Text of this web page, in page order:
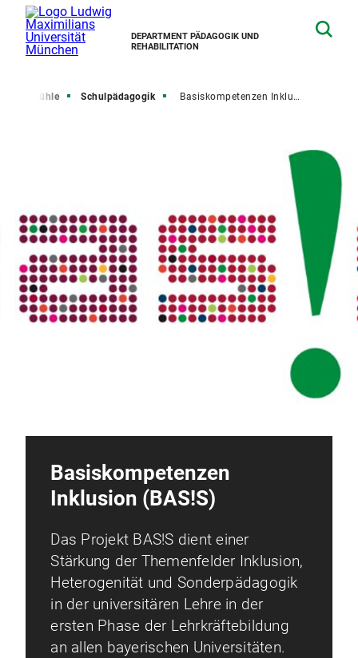
DEPARTMENT PÄDAGOGIK UND
REHABILITATION
Lehrstühle Schulpädagogik Basiskompetenzen Inklusion
Basiskompetenzen
Inklusion (BAS!S)
Das Projekt BAS!S dient einer
Stärkung der Themenfelder Inklusion,
Heterogenität und Sonderpädagogik
in der universitären Lehre in der
ersten Phase der Lehrkräftebildung
an allen bayerischen Universitäten.